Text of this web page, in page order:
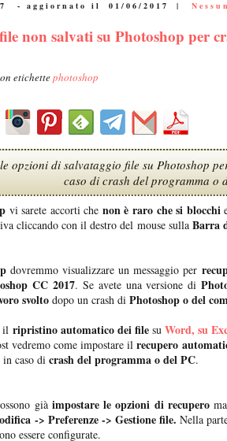
- aggiornato il 01/06/2017 |
non salvati su Photoshop per
etichettephotoshop
opzioni di salvataggio file su Photoshop
caso di crash del programma o
vi sarete accorti che non è raro che si blocchi
cliccando con il destro del mouse sullaBarra
dovremmo visualizzare un messaggio per
CC 2017. Se avete una versione di
svolto dopo un crash di Photoshop o del
il ripristino automatico dei filesuWord, su
vedremo come impostare ilrecupero
caso di crash del programma o del PC.
già impostare le opzioni di recupero
-> Preferenze -> Gestione file.Nella
essere configurate.